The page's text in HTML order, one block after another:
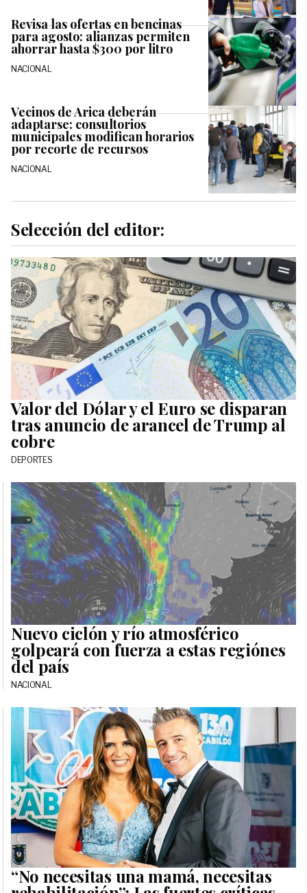
Revisa las ofertas en bencinas
para agosto: alianzas permiten
ahorrar hasta $300 por litro
NACIONAL
Vecinos de Arica deberán
adaptarse: consultorios
municipales modifican horarios
por recorte de recursos
NACIONAL
Selección del editor:
Valor del Dólar y el Euro se disparan
tras anuncio de arancel de Trump al
cobre
DEPORTES
Nuevo ciclón y río atmosférico
golpeará con fuerza a estas regiónes
del país
NACIONAL
“No necesitas una mamá, necesitas